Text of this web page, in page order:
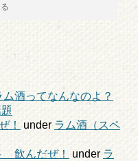
酒ってなんなのよ？
！
under ラム酒（スペ
飲んだぜ！
under ラ